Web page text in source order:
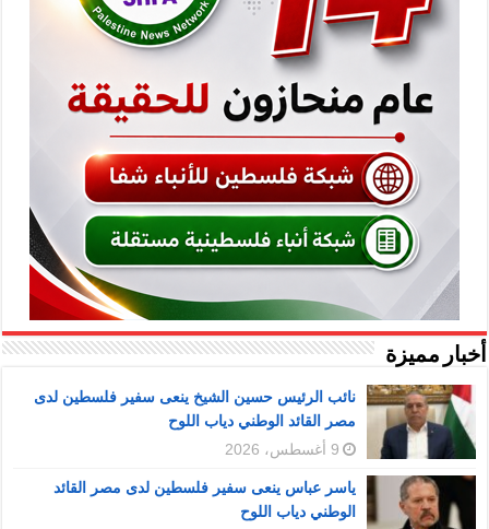
أخبار مميزة
نائب الرئيس حسين الشيخ ينعى سفير فلسطين لدى
مصر القائد الوطني دياب اللوح
9 أغسطس، 2026
ياسر عباس ينعى سفير فلسطين لدى مصر القائد
الوطني دياب اللوح